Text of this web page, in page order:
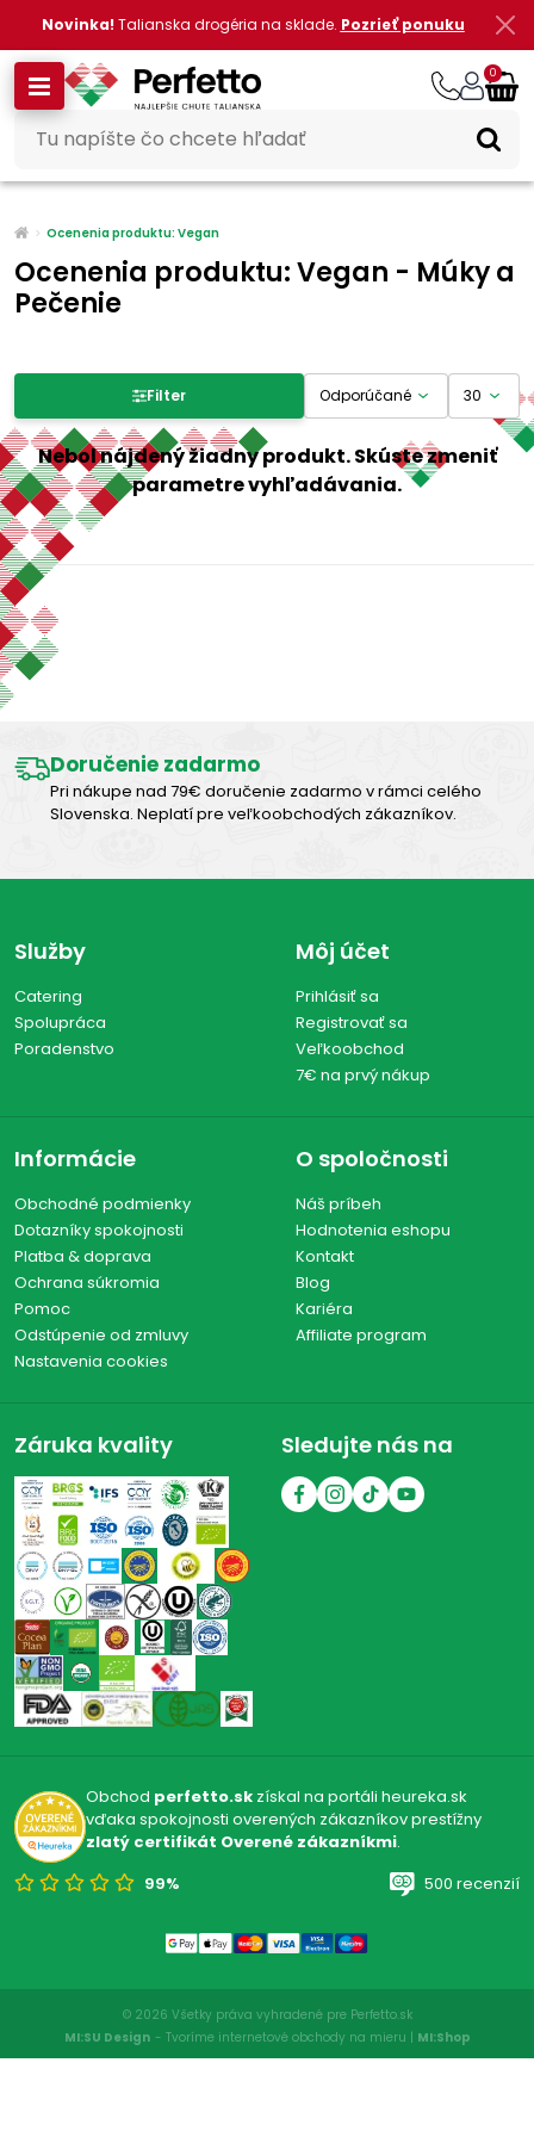
Novinka! Talianska drogéria na sklade. Pozrieť ponuku
0
Ocenenia produktu: Vegan
Ocenenia produktu: Vegan - Múky a
Pečenie
Filter produktov
Cena
€
Vymazať filtre
Filter
Nebol nájdený žiadny produkt. Skúste zmeniť
parametre vyhľadávania.
Doručenie zadarmo
Pri nákupe nad 79€ doručenie zadarmo v rámci celého
Slovenska. Neplatí pre veľkoobchodých zákazníkov.
Služby
Catering
Spolupráca
Poradenstvo
Môj účet
Prihlásiť sa
Registrovať sa
Veľkoobchod
7€ na prvý nákup
Informácie
Obchodné podmienky
Dotazníky spokojnosti
Platba & doprava
Ochrana súkromia
Pomoc
Odstúpenie od zmluvy
Nastavenia cookies
O spoločnosti
Náš príbeh
Hodnotenia eshopu
Kontakt
Blog
Kariéra
Affiliate program
Záruka kvality Sledujte nás na
Obchod perfetto.skzískal na portáli heureka.sk
vďaka spokojnosti overených zákazníkov prestížny
zlatý certifikát Overené zákazníkmi.
99%
500 recenzií
© 2026 Všetky práva vyhradené pre Perfetto.sk
MI:SU Design - Tvoríme internetové obchody na mieru | MI:Shop